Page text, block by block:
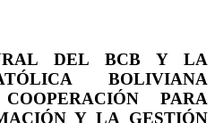
DEL BCB Y LA
BOLIVIANA
PARA
Y LA GESTIÓN